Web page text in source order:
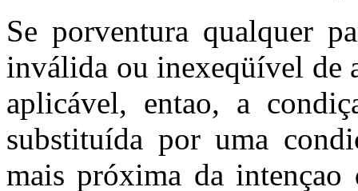
Se porventura qualquer
inválida ou inexeqüível de
aplicável, entao, a
substituída por uma
mais próxima da